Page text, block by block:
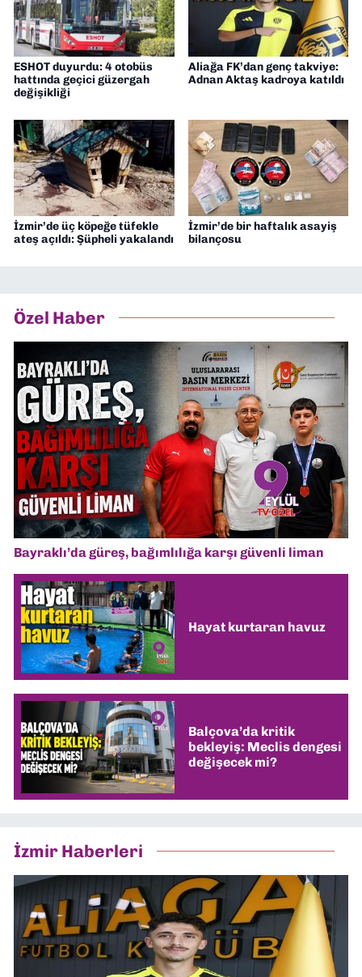
ESHOT duyurdu: 4 otobüs
hattında geçici güzergah
değişikliği
Aliağa FK’dan genç takviye:
Adnan Aktaş kadroya katıldı
İzmir’de üç köpeğe tüfekle
ateş açıldı: Şüpheli yakalandı
İzmir’de bir haftalık asayiş
bilançosu
Özel Haber
Bayraklı’da güreş, bağımlılığa karşı güvenli liman
Hayat kurtaran havuz
Balçova’da kritik
bekleyiş: Meclis dengesi
değişecek mi?
İzmir Haberleri